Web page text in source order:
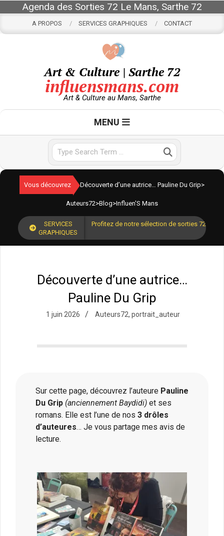
content
Agenda des Sorties 72 Le Mans, Sarthe 72
A PROPOS SERVICES GRAPHIQUES CONTACT
Art & Culture | Sarthe 72
influensmans.com
Art & Culture au Mans, Sarthe
MENU
Vous découvrez Découverte d’une autrice… Pauline Du Grip>
Auteurs72>Blog>Influen'S Mans
SERVICES
GRAPHIQUES
Profitez de notre sélection de sorties 72 pour
Découverte d’une autrice…
Pauline Du Grip
1 juin 2026 Auteurs72, portrait_auteur
Sur cette page, découvrez l’auteure Pauline
Du Grip (anciennement Baydidi) et ses
romans. Elle est l’une de nos 3 drôles
d’auteures… Je vous partage mes avis de
lecture.